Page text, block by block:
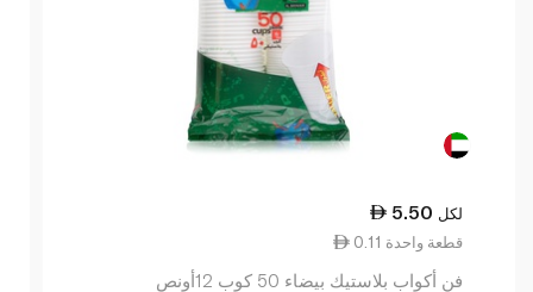
5.50 لكل
0.11 قطعة واحدة
فن أكواب بلاستيك بيضاء 50 كوب 12أونص